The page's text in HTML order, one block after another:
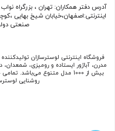
صنعتی
فروشگاه اینترنتی لوسترسازان
مدرن، آباژور ایستاده و رومیزی،
بیش از 1000 مدل متنوع
روشنایی